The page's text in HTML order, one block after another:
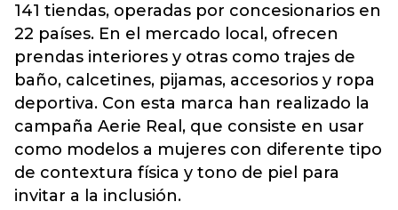
141 tiendas, operadas por concesionarios en
22 países. En el mercado local, ofrecen
prendas interiores y otras como trajes de
baño, calcetines, pijamas, accesorios y ropa
deportiva. Con esta marca han realizado la
campaña Aerie Real, que consiste en usar
como modelos a mujeres con diferente tipo
de contextura física y tono de piel para
invitar a la inclusión.